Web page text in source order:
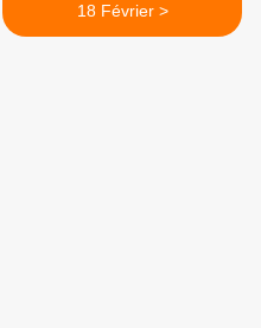
18 Février >